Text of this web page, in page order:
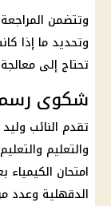
وتتضمن
وتحديد ما إذا
تحتاج إلى
شكوى
تقدم النائب
والتعليم والتعليم
امتحان الكيمياء
الدقهلية وعدد